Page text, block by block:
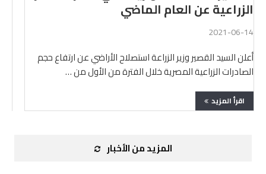
الزراعية عن العام الماضي
2021-06-14
أعلن السيد القصير وزير الزراعة استصلاح الأراضي عن ارتفاع حجم
الصادرات الزراعية المصرية خلال الفترة من الأول من …
اقرأ المزيد
المزيد من الأخبار